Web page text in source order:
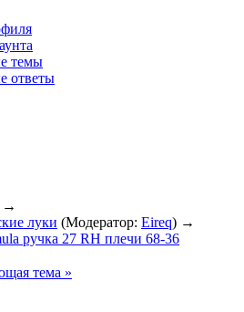
темы
ответы
→
луки (Модератор: Eireq) →
ручка 27 RH плечи 68-36
тема »